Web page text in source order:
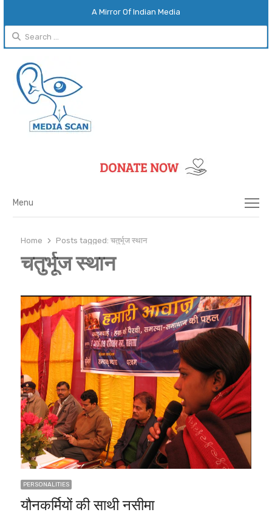
A Mirror Of Indian Media
Search
for:
Menu
Menu
Home Posts tagged: चतुर्भूज स्थान
चतुर्भूज स्थान
PERSONALITIES
यौनकर्मियों की साथी नसीमा